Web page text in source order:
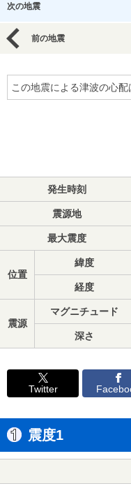
次の地震
前の地震
この地震による津波の心配
発生時刻
震源地
最大震度
位置
緯度
経度
震源
マグニチュード
深さ
Twitter
震度1